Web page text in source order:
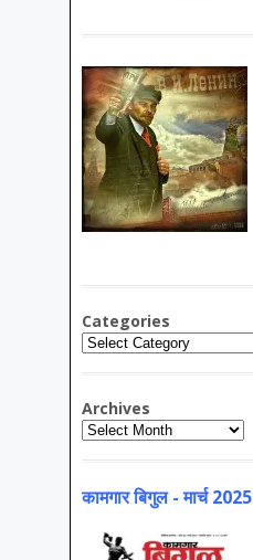
Categories
Categories
Archives
Archives
कामगार बिगुल - मार्च 2025